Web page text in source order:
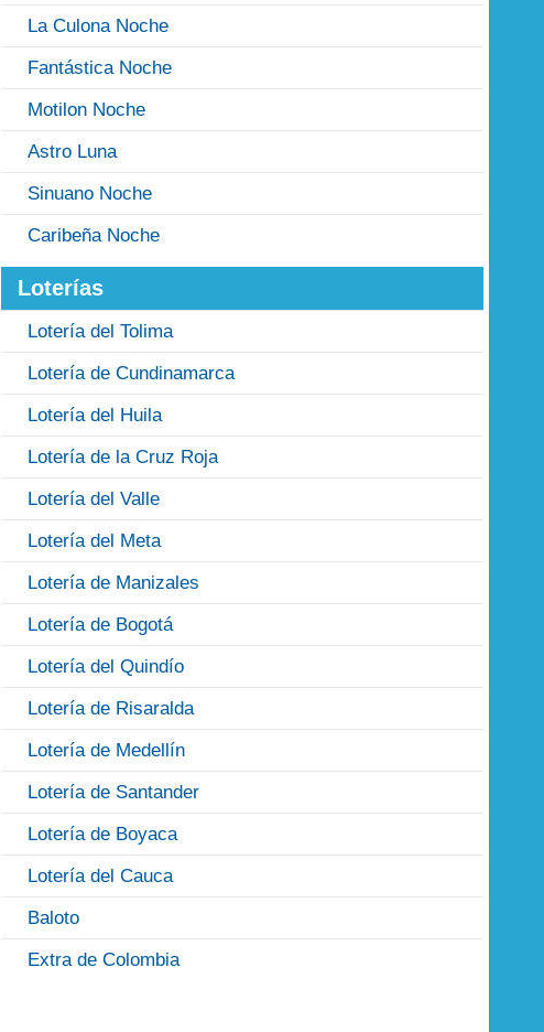
La Culona Noche
Fantástica Noche
Motilon Noche
Astro Luna
Sinuano Noche
Caribeña Noche
Loterías
Lotería del Tolima
Lotería de Cundinamarca
Lotería del Huila
Lotería de la Cruz Roja
Lotería del Valle
Lotería del Meta
Lotería de Manizales
Lotería de Bogotá
Lotería del Quindío
Lotería de Risaralda
Lotería de Medellín
Lotería de Santander
Lotería de Boyaca
Lotería del Cauca
Baloto
Extra de Colombia